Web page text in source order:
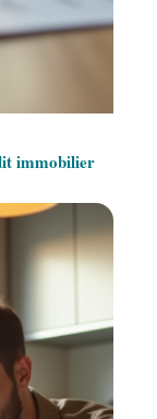
immobilier